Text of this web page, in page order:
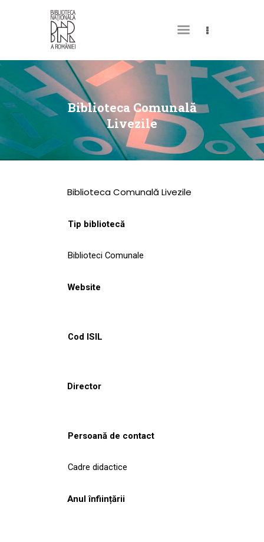
Biblioteca Comunală
Livezile
DESPRE NOI
PERMISUL MEU DE
BIBLIOTECĂ
CATALOAGE ȘI
COLECȚII
CULTURALE
NOUTĂȚI
Biblioteca Comunală Livezile
Tip bibliotecă
Biblioteci Comunale
Website
Cod ISIL
Director
Persoană de contact
Cadre didactice
Anul înființării